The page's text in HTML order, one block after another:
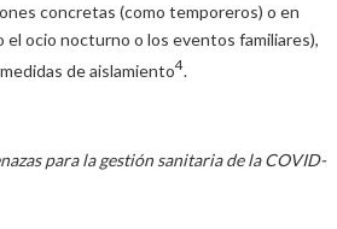
concretas (como temporeros) o en
el ocio nocturno o los eventos familiares),
de aislamiento4.
para la gestión sanitaria de la COVID-